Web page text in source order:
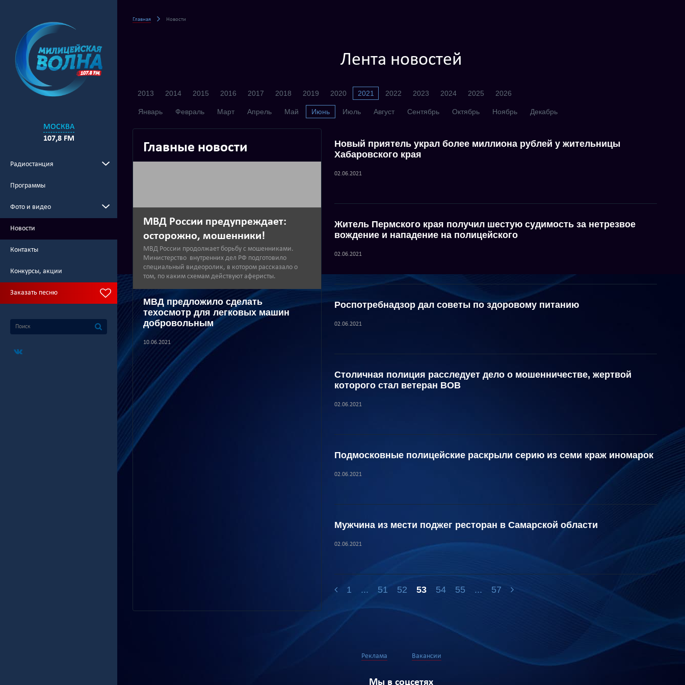
МОСКВА
107,8 FM
Радиостанция
Программы
Фото и видео
Новости
Контакты
Конкурсы, акции
Заказать песню
Главная Новости
Лента новостей
2013 2014 2015 2016 2017 2018 2019 2020 2021 2022 2023 2024 2025 2026
Январь Февраль Март Апрель Май Июнь Июль Август Сентябрь Октябрь Ноябрь Декабрь
Главные новости
МВД России предупреждает:
осторожно, мошенники!
МВД России продолжает борьбу с мошенниками.
Министерство внутренних дел РФ подготовило
специальный видеоролик, в котором рассказало о
том, по каким схемам действуют аферисты.
МВД предложило сделать
техосмотр для легковых машин
добровольным
10.06.2021
Новый приятель украл более миллиона рублей у жительницы
Хабаровского края
02.06.2021
Житель Пермского края получил шестую судимость за нетрезвое
вождение и нападение на полицейского
02.06.2021
Роспотребнадзор дал советы по здоровому питанию
02.06.2021
Столичная полиция расследует дело о мошенничестве, жертвой
которого стал ветеран ВОВ
02.06.2021
Подмосковные полицейские раскрыли серию из семи краж иномарок
02.06.2021
Мужчина из мести поджег ресторан в Самарской области
02.06.2021
1 ... 51 52 53 54 55 ... 57
Реклама Вакансии
Мы в соцсетях